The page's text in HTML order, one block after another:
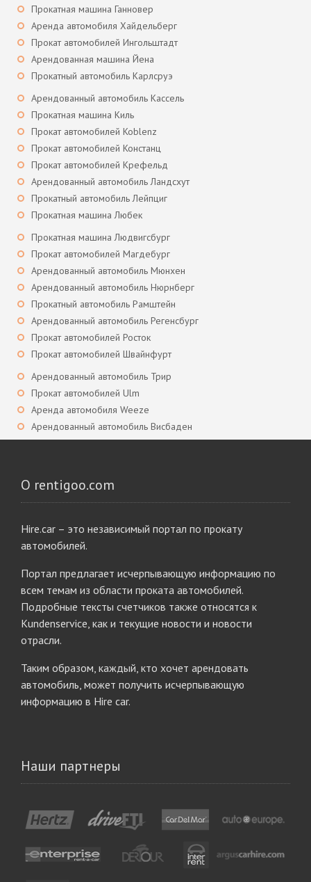
Прокатная машина Ганновер
Аренда автомобиля Хайдельберг
Прокат автомобилей Ингольштадт
Арендованная машина Йена
Прокатный автомобиль Карлсруэ
Арендованный автомобиль Кассель
Прокатная машина Киль
Прокат автомобилей Koblenz
Прокат автомобилей Констанц
Прокат автомобилей Крефельд
Арендованный автомобиль Ландсхут
Прокатный автомобиль Лейпциг
Прокатная машина Любек
Прокатная машина Людвигсбург
Прокат автомобилей Магдебург
Арендованный автомобиль Мюнхен
Арендованный автомобиль Нюрнберг
Прокатный автомобиль Рамштейн
Арендованный автомобиль Регенсбург
Прокат автомобилей Росток
Прокат автомобилей Швайнфурт
Арендованный автомобиль Трир
Прокат автомобилей Ulm
Аренда автомобиля Weeze
Арендованный автомобиль Висбаден
О rentigoo.com
Hire.car – это независимый портал по прокату
автомобилей.
Портал предлагает исчерпывающую информацию по
всем темам из области проката автомобилей.
Подробные тексты счетчиков также относятся к
Kundenservice, как и текущие новости и новости
отрасли.
Таким образом, каждый, кто хочет арендовать
автомобиль, может получить исчерпывающую
информацию в Hire car.
Наши партнеры